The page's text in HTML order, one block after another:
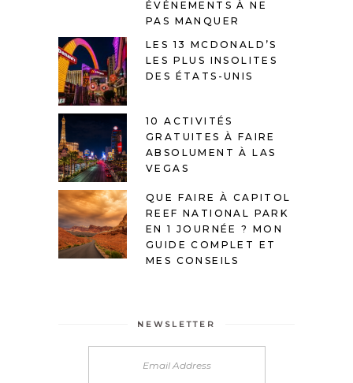
ÉVÉNEMENTS À NE
PAS MANQUER
LES 13 MCDONALD’S
LES PLUS INSOLITES
DES ÉTATS-UNIS
10 ACTIVITÉS
GRATUITES À FAIRE
ABSOLUMENT À LAS
VEGAS
QUE FAIRE À CAPITOL
REEF NATIONAL PARK
EN 1 JOURNÉE ? MON
GUIDE COMPLET ET
MES CONSEILS
NEWSLETTER